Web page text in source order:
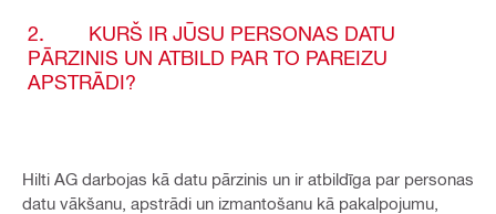
2. KURŠ IR JŪSU PERSONAS DATU
PĀRZINIS UN ATBILD PAR TO PAREIZU
APSTRĀDI?
Hilti AG darbojas kā datu pārzinis un ir atbildīga par personas
datu vākšanu, apstrādi un izmantošanu kā pakalpojumu,